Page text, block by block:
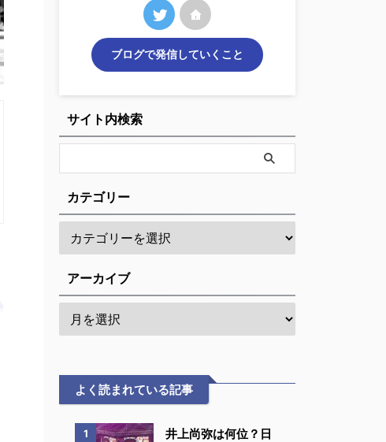
ブログで発信していくこと
サイト内検索
カテゴリー
アーカイブ
よく読まれている記事
1
井上尚弥は何位？日